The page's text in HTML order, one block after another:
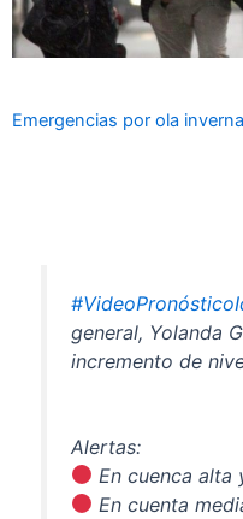
Emergencias por ola
general, Yolanda
incremento de
Alertas:
En cuenca alta
En cuenta